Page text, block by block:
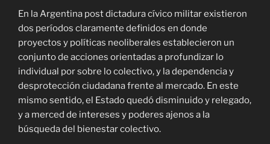
En la Argentina post dictadura cívico militar existieron
dos períodos claramente definidos en donde
proyectos y políticas neoliberales establecieron un
conjunto de acciones orientadas a profundizar lo
individual por sobre lo colectivo, y la dependencia y
desprotección ciudadana frente al mercado. En este
mismo sentido, el Estado quedó disminuido y relegado,
y a merced de intereses y poderes ajenos a la
búsqueda del bienestar colectivo.